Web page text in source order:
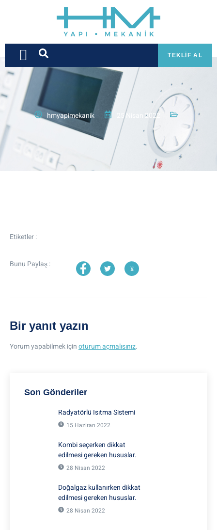
TEKLIF AL
hmyapimekanik 25 Nisan 2022
Etiketler :
Bunu Paylaş :
Bir yanıt yazın
Yorum yapabilmek içinoturum açmalısınız.
Son Gönderiler
Radyatörlü Isıtma Sistemi
15 Haziran 2022
Kombi seçerken dikkat
edilmesi gereken hususlar.
28 Nisan 2022
Doğalgaz kullanırken dikkat
edilmesi gereken hususlar.
28 Nisan 2022